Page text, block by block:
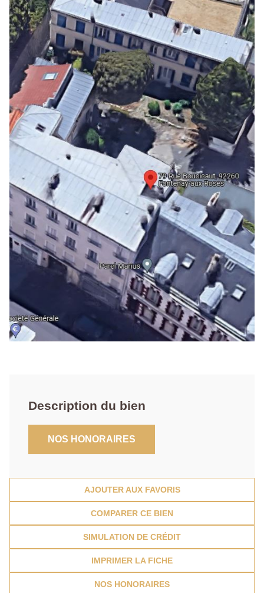
Description du bien
NOS HONORAIRES
AJOUTER AUX FAVORIS
COMPARER CE BIEN
SIMULATION DE CRÉDIT
IMPRIMER LA FICHE
NOS HONORAIRES